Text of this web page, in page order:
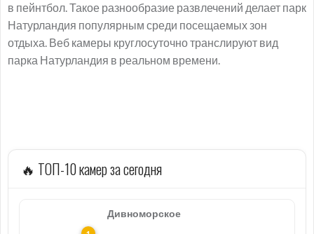
в пейнтбол. Такое разнообразие развлечений делает парк
Натурландия популярным среди посещаемых зон
отдыха. Веб камеры круглосуточно транслируют вид
парка Натурландия в реальном времени.
🔥 ТОП-10 камер за сегодня
Дивноморское